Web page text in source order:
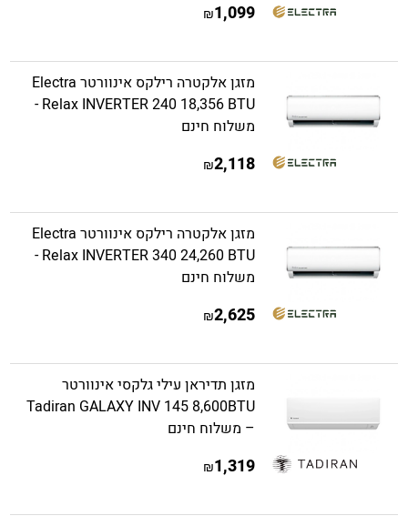
1,099
₪
מזגן אלקטרה רילקס אינוורטר Electra
Relax INVERTER 240 18,356 BTU -
משלוח חינם
2,118
₪
מזגן אלקטרה רילקס אינוורטר Electra
Relax INVERTER 340 24,260 BTU -
משלוח חינם
2,625
₪
מזגן תדיראן עילי גלקסי אינוורטר
Tadiran GALAXY INV 145 8,600BTU
– משלוח חינם
1,319
₪